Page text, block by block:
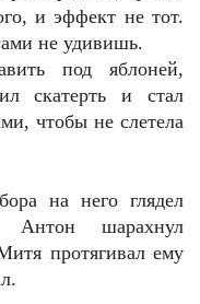
и эффект не тот.
не удивишь.
под яблоней,
скатерть и стал
чтобы не слетела
на него глядел
Антон шарахнул
протягивал ему